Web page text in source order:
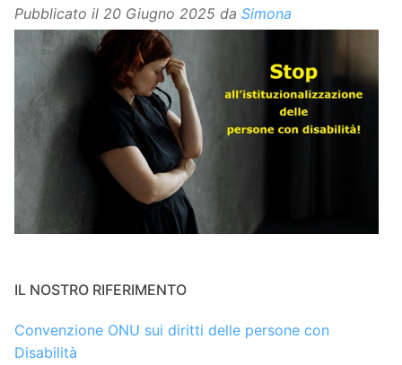
Pubblicato il 20 Giugno 2025 da Simona
IL NOSTRO RIFERIMENTO
Convenzione ONU sui diritti delle persone con
Disabilità